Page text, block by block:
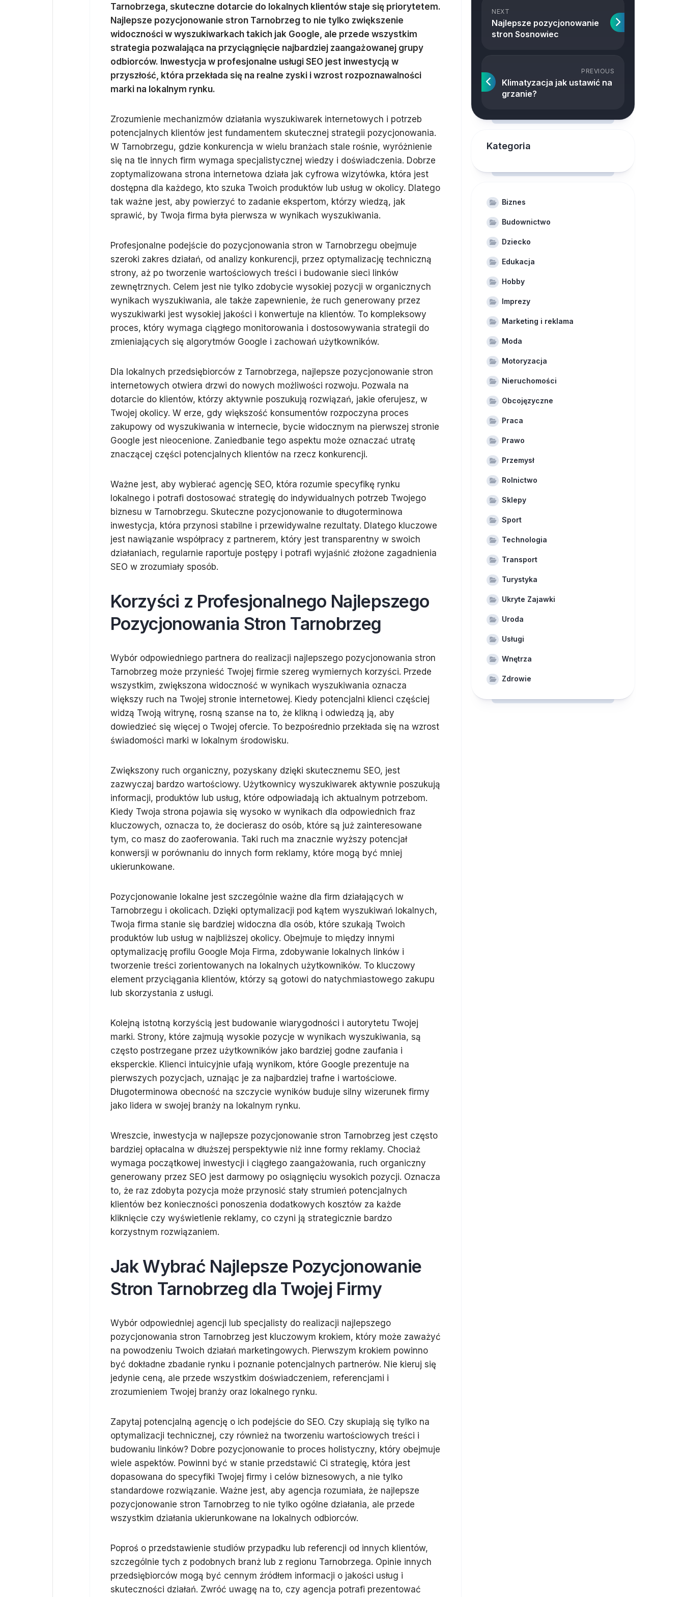
Tarnobrzega, skuteczne dotarcie do lokalnych klientów staje się priorytetem.
Najlepsze pozycjonowanie stron Tarnobrzeg to nie tylko zwiększenie
widoczności w wyszukiwarkach takich jak Google, ale przede wszystkim
strategia pozwalająca na przyciągnięcie najbardziej zaangażowanej grupy
odbiorców. Inwestycja w profesjonalne usługi SEO jest inwestycją w
przyszłość, która przekłada się na realne zyski i wzrost rozpoznawalności
marki na lokalnym rynku.
Zrozumienie mechanizmów działania wyszukiwarek internetowych i potrzeb
potencjalnych klientów jest fundamentem skutecznej strategii pozycjonowania.
W Tarnobrzegu, gdzie konkurencja w wielu branżach stale rośnie, wyróżnienie
się na tle innych firm wymaga specjalistycznej wiedzy i doświadczenia. Dobrze
zoptymalizowana strona internetowa działa jak cyfrowa wizytówka, która jest
dostępna dla każdego, kto szuka Twoich produktów lub usług w okolicy. Dlatego
tak ważne jest, aby powierzyć to zadanie ekspertom, którzy wiedzą, jak
sprawić, by Twoja firma była pierwsza w wynikach wyszukiwania.
Profesjonalne podejście do pozycjonowania stron w Tarnobrzegu obejmuje
szeroki zakres działań, od analizy konkurencji, przez optymalizację techniczną
strony, aż po tworzenie wartościowych treści i budowanie sieci linków
zewnętrznych. Celem jest nie tylko zdobycie wysokiej pozycji w organicznych
wynikach wyszukiwania, ale także zapewnienie, że ruch generowany przez
wyszukiwarki jest wysokiej jakości i konwertuje na klientów. To kompleksowy
proces, który wymaga ciągłego monitorowania i dostosowywania strategii do
zmieniających się algorytmów Google i zachowań użytkowników.
Dla lokalnych przedsiębiorców z Tarnobrzega, najlepsze pozycjonowanie stron
internetowych otwiera drzwi do nowych możliwości rozwoju. Pozwala na
dotarcie do klientów, którzy aktywnie poszukują rozwiązań, jakie oferujesz, w
Twojej okolicy. W erze, gdy większość konsumentów rozpoczyna proces
zakupowy od wyszukiwania w internecie, bycie widocznym na pierwszej stronie
Google jest nieocenione. Zaniedbanie tego aspektu może oznaczać utratę
znaczącej części potencjalnych klientów na rzecz konkurencji.
Ważne jest, aby wybierać agencję SEO, która rozumie specyfikę rynku
lokalnego i potrafi dostosować strategię do indywidualnych potrzeb Twojego
biznesu w Tarnobrzegu. Skuteczne pozycjonowanie to długoterminowa
inwestycja, która przynosi stabilne i przewidywalne rezultaty. Dlatego kluczowe
jest nawiązanie współpracy z partnerem, który jest transparentny w swoich
działaniach, regularnie raportuje postępy i potrafi wyjaśnić złożone zagadnienia
SEO w zrozumiały sposób.
Korzyści z Profesjonalnego Najlepszego
Pozycjonowania Stron Tarnobrzeg
Wybór odpowiedniego partnera do realizacji najlepszego pozycjonowania stron
Tarnobrzeg może przynieść Twojej firmie szereg wymiernych korzyści. Przede
wszystkim, zwiększona widoczność w wynikach wyszukiwania oznacza
większy ruch na Twojej stronie internetowej. Kiedy potencjalni klienci częściej
widzą Twoją witrynę, rosną szanse na to, że klikną i odwiedzą ją, aby
dowiedzieć się więcej o Twojej ofercie. To bezpośrednio przekłada się na wzrost
świadomości marki w lokalnym środowisku.
Zwiększony ruch organiczny, pozyskany dzięki skutecznemu SEO, jest
zazwyczaj bardzo wartościowy. Użytkownicy wyszukiwarek aktywnie poszukują
informacji, produktów lub usług, które odpowiadają ich aktualnym potrzebom.
Kiedy Twoja strona pojawia się wysoko w wynikach dla odpowiednich fraz
kluczowych, oznacza to, że docierasz do osób, które są już zainteresowane
tym, co masz do zaoferowania. Taki ruch ma znacznie wyższy potencjał
konwersji w porównaniu do innych form reklamy, które mogą być mniej
ukierunkowane.
Pozycjonowanie lokalne jest szczególnie ważne dla firm działających w
Tarnobrzegu i okolicach. Dzięki optymalizacji pod kątem wyszukiwań lokalnych,
Twoja firma stanie się bardziej widoczna dla osób, które szukają Twoich
produktów lub usług w najbliższej okolicy. Obejmuje to między innymi
optymalizację profilu Google Moja Firma, zdobywanie lokalnych linków i
tworzenie treści zorientowanych na lokalnych użytkowników. To kluczowy
element przyciągania klientów, którzy są gotowi do natychmiastowego zakupu
lub skorzystania z usługi.
Kolejną istotną korzyścią jest budowanie wiarygodności i autorytetu Twojej
marki. Strony, które zajmują wysokie pozycje w wynikach wyszukiwania, są
często postrzegane przez użytkowników jako bardziej godne zaufania i
eksperckie. Klienci intuicyjnie ufają wynikom, które Google prezentuje na
pierwszych pozycjach, uznając je za najbardziej trafne i wartościowe.
Długoterminowa obecność na szczycie wyników buduje silny wizerunek firmy
jako lidera w swojej branży na lokalnym rynku.
Wreszcie, inwestycja w najlepsze pozycjonowanie stron Tarnobrzeg jest często
bardziej opłacalna w dłuższej perspektywie niż inne formy reklamy. Chociaż
wymaga początkowej inwestycji i ciągłego zaangażowania, ruch organiczny
generowany przez SEO jest darmowy po osiągnięciu wysokich pozycji. Oznacza
to, że raz zdobyta pozycja może przynosić stały strumień potencjalnych
klientów bez konieczności ponoszenia dodatkowych kosztów za każde
kliknięcie czy wyświetlenie reklamy, co czyni ją strategicznie bardzo
korzystnym rozwiązaniem.
Jak Wybrać Najlepsze Pozycjonowanie
Stron Tarnobrzeg dla Twojej Firmy
Wybór odpowiedniej agencji lub specjalisty do realizacji najlepszego
pozycjonowania stron Tarnobrzeg jest kluczowym krokiem, który może zaważyć
na powodzeniu Twoich działań marketingowych. Pierwszym krokiem powinno
być dokładne zbadanie rynku i poznanie potencjalnych partnerów. Nie kieruj się
jedynie ceną, ale przede wszystkim doświadczeniem, referencjami i
zrozumieniem Twojej branży oraz lokalnego rynku.
Zapytaj potencjalną agencję o ich podejście do SEO. Czy skupiają się tylko na
optymalizacji technicznej, czy również na tworzeniu wartościowych treści i
budowaniu linków? Dobre pozycjonowanie to proces holistyczny, który obejmuje
wiele aspektów. Powinni być w stanie przedstawić Ci strategię, która jest
dopasowana do specyfiki Twojej firmy i celów biznesowych, a nie tylko
standardowe rozwiązanie. Ważne jest, aby agencja rozumiała, że najlepsze
pozycjonowanie stron Tarnobrzeg to nie tylko ogólne działania, ale przede
wszystkim działania ukierunkowane na lokalnych odbiorców.
Poproś o przedstawienie studiów przypadku lub referencji od innych klientów,
szczególnie tych z podobnych branż lub z regionu Tarnobrzega. Opinie innych
przedsiębiorców mogą być cennym źródłem informacji o jakości usług i
skuteczności działań. Zwróć uwagę na to, czy agencja potrafi prezentować
NEXT
Najlepsze pozycjonowanie
stron Sosnowiec
PREVIOUS
Klimatyzacja jak ustawić na
grzanie?
Kategoria
Biznes
Budownictwo
Dziecko
Edukacja
Hobby
Imprezy
Marketing i reklama
Moda
Motoryzacja
Nieruchomości
Obcojęzyczne
Praca
Prawo
Przemysł
Rolnictwo
Sklepy
Sport
Technologia
Transport
Turystyka
Ukryte Zajawki
Uroda
Usługi
Wnętrza
Zdrowie